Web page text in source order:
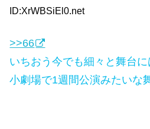
ID:XrWBSiEl0.net
>>66
いちおう今でも細々と舞台
小劇場で1週間公演みたいな